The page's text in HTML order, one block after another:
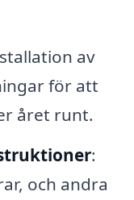
av
för att
året runt.
:
och andra